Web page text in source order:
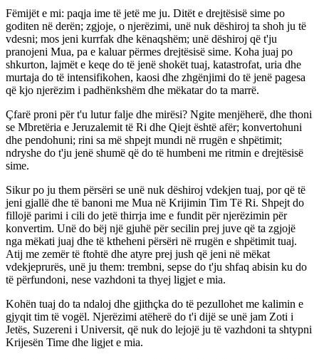
Fëmijët e mi: paqja ime të jetë me ju. Ditët e drejtësisë sime po
goditen në derën; zgjoje, o njerëzimi, unë nuk dëshiroj ta shoh ju të
vdesni; mos jeni kurrfak dhe kënaqshëm; unë dëshiroj që t'ju
pranojeni Mua, pa e kaluar përmes drejtësisë sime. Koha juaj po
shkurton, lajmët e keqe do të jenë shokët tuaj, katastrofat, uria dhe
murtaja do të intensifikohen, kaosi dhe zhgënjimi do të jenë pagesa
që kjo njerëzim i padhënkshëm dhe mëkatar do ta marrë.
Çfarë proni për t'u lutur falje dhe mirësi? Ngite menjëherë, dhe thoni
se Mbretëria e Jeruzalemit të Ri dhe Qiejt është afër; konvertohuni
dhe pendohuni; rini sa më shpejt mundi në rrugën e shpëtimit;
ndryshe do t'ju jenë shumë që do të humbeni me ritmin e drejtësisë
sime.
Sikur po ju them përsëri se unë nuk dëshiroj vdekjen tuaj, por që të
jeni gjallë dhe të banoni me Mua në Krijimin Tim Të Ri. Shpejt do
fillojë parimi i cili do jetë thirrja ime e fundit për njerëzimin për
konvertim. Unë do bëj një gjuhë për secilin prej juve që ta zgjojë
nga mëkati juaj dhe të ktheheni përsëri në rrugën e shpëtimit tuaj.
Atij me zemër të ftohtë dhe atyre prej jush që jeni në mëkat
vdekjeprurës, unë ju them: trembni, sepse do t'ju shfaq abisin ku do
të përfundoni, nese vazhdoni ta thyej ligjet e mia.
Kohën tuaj do ta ndaloj dhe gjithçka do të pezullohet me kalimin e
gjyqit tim të vogël. Njerëzimi atëherë do t'i dijë se unë jam Zoti i
Jetës, Suzereni i Universit, që nuk do lejojë ju të vazhdoni ta shtypni
Krijesën Time dhe ligjet e mia.